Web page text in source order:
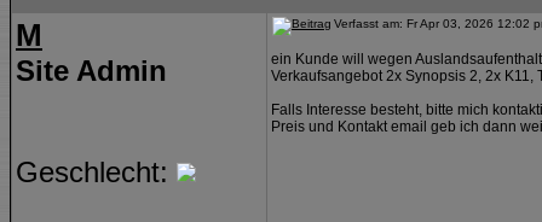
M
Site Admin
Geschlecht:
Verfasst am: Fr Apr 03, 2026 12:02
ein Kunde will wegen
Verkaufsangebot 2x Synopsis 2, 2x K11,
Falls Interesse besteht, bitte mich
Preis und Kontakt email geb ich dann